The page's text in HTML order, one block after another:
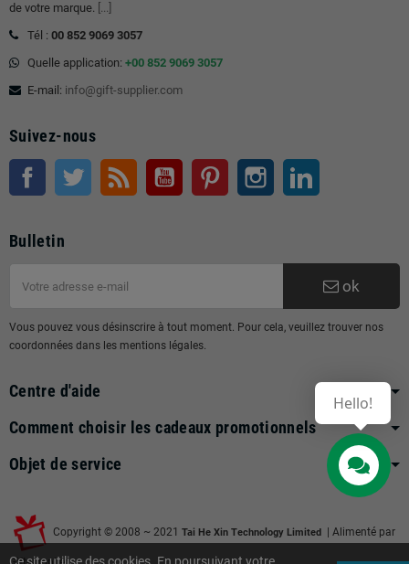
de votre marque. [...]
Tél : 00 852 9069 3057
Quelle application: +00 852 9069 3057
E-mail: info@gift-supplier.com
Suivez-nous
Facebook Twitter RSS Youtube Pinterest Instagram
Bulletin
ok
Vous pouvez vous désinscrire à tout moment. Pour cela, veuillez trouver nos
coordonnées dans les mentions légales.
Centre d'aide
Comment choisir les cadeaux promotionnels
Objet de service
Copyright © 2008 ~ 2021 Tai He Xin Technology Limited | Alimenté par
Contact us
Hello!